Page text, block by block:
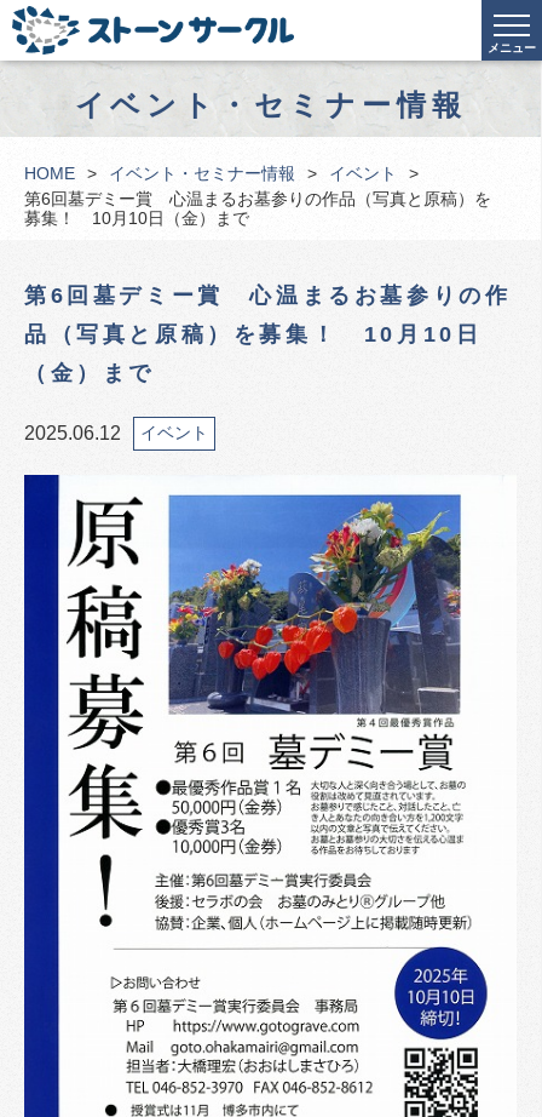
メニュー
イベント・セミナー情報
HOME イベント・セミナー情報
イベント
第6回墓デミー賞 心温まるお墓参りの作品（写真と原稿）を
募集！ 10月10日（金）まで
第6回墓デミー賞 心温まるお墓参りの作
品（写真と原稿）を募集！ 10月10日
（金）まで
2025.06.12 イベント